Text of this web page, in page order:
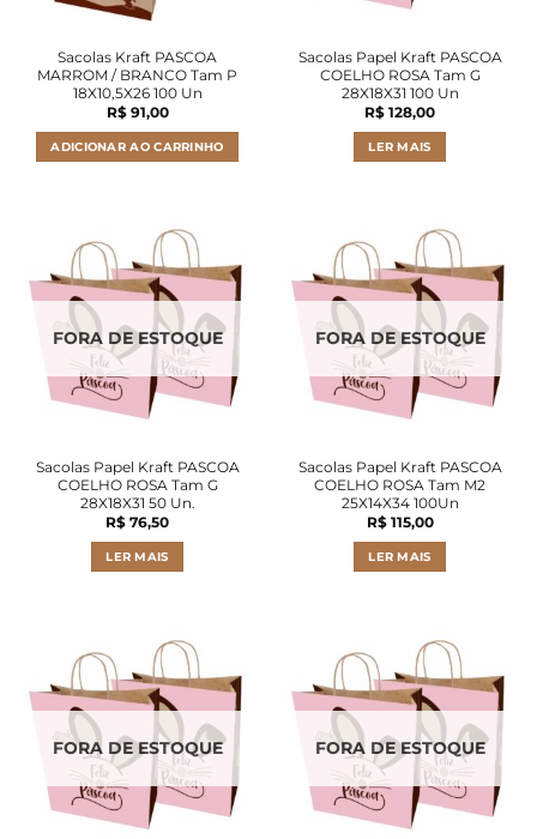
Sacolas Kraft PASCOA
MARROM / BRANCO Tam P
18X10,5X26 100 Un
R$91,00
ADICIONAR AO CARRINHO
Sacolas Papel Kraft PASCOA
COELHO ROSA Tam G
28X18X31 100 Un
R$ 128,00
LER MAIS
FORA DE ESTOQUE
Sacolas Papel Kraft PASCOA
COELHO ROSA Tam G
28X18X31 50 Un.
R$ 76,50
LER MAIS
FORA DE ESTOQUE
Sacolas Papel Kraft PASCOA
COELHO ROSA Tam M2
25X14X34 100Un
R$115,00
LER MAIS
FORA DE ESTOQUE FORA DE ESTOQUE